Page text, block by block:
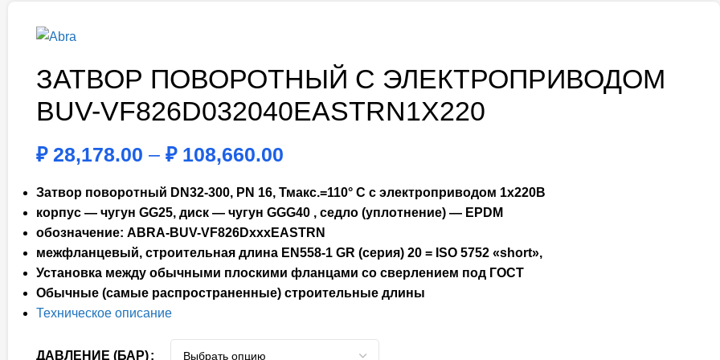
ЗАТВОР ПОВОРОТНЫЙ С ЭЛЕКТРОПРИВОДОМ
BUV-VF826D032040EASTRN1X220
₽28,178.00 – ₽108,660.00
Затвор поворотный DN32-300, PN 16, Тмакс.=110° C с электроприводом 1х220В
корпус — чугун GG25, диск — чугун GGG40 , седло (уплотнение) — EPDM
обозначение: ABRA-BUV-VF826DxxxEASTRN
межфланцевый, строительная длина EN558-1 GR (серия) 20 = ISO 5752 «short»,
Установка между обычными плоскими фланцами со сверлением под ГОСТ
Обычные (самые распространенные) строительные длины
Техническое описание
ДАВЛЕНИЕ (БАР)